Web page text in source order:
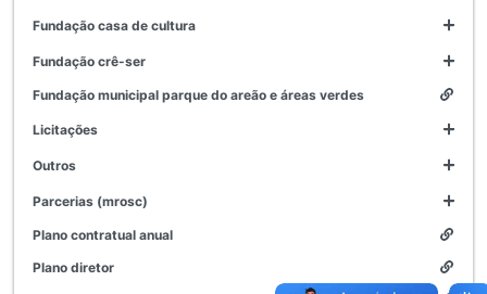
fundação casa de cultura
fundação crê-ser
fundação municipal parque do areão e áreas verdes
licitações
outros
parcerias (mrosc)
plano contratual anual
plano diretor